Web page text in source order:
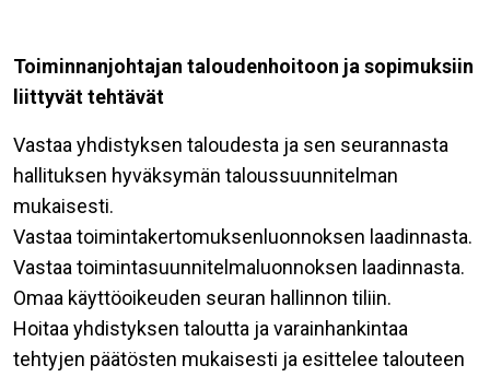
Toiminnanjohtajan taloudenhoitoon ja sopimuksiin
liittyvät tehtävät
Vastaa yhdistyksen taloudesta ja sen seurannasta
hallituksen hyväksymän taloussuunnitelman
mukaisesti.
Vastaa toimintakertomuksenluonnoksen laadinnasta.
Vastaa toimintasuunnitelmaluonnoksen laadinnasta.
Omaa käyttöoikeuden seuran hallinnon tiliin.
Hoitaa yhdistyksen taloutta ja varainhankintaa
tehtyjen päätösten mukaisesti ja esittelee talouteen